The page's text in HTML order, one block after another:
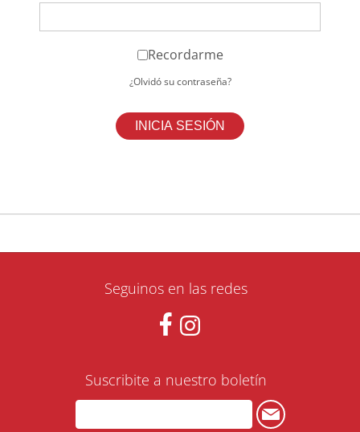
Recordarme
¿Olvidó su contraseña?
Seguinos en las redes
Suscribite a nuestro boletín